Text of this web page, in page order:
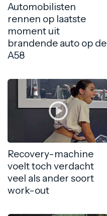
Automobilisten
rennen op laatste
moment uit
brandende auto op de
A58
Recovery-machine
voelt toch verdacht
veel als ander soort
work-out